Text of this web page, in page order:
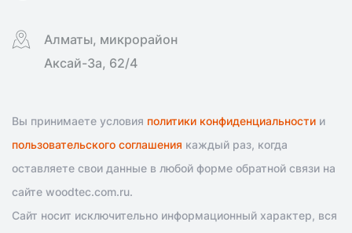
Алматы, микрорайон
Аксай-3а, 62/4
Вы принимаете условия политики конфиденциальности и
пользовательского соглашения каждый раз, когда
оставляете свои данные в любой форме обратной связи на
сайте woodtec.com.ru.
Сайт носит исключительно информационный характер, вся